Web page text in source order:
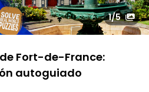
1/5
Fort-de-France:
autoguiado